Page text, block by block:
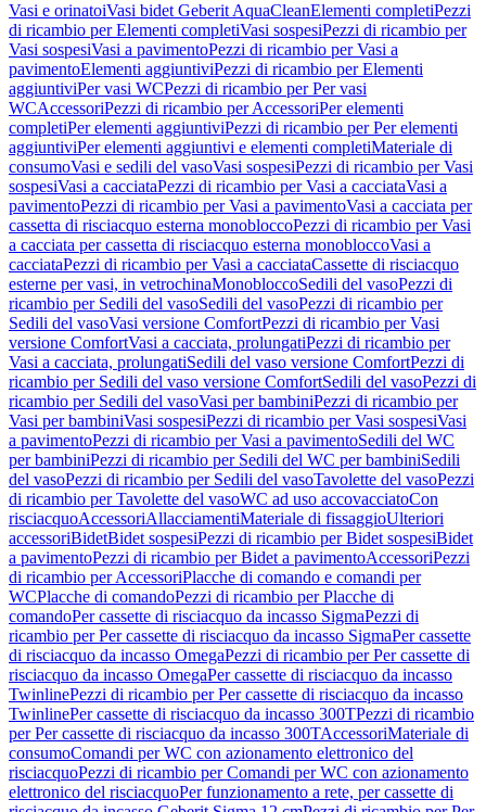
Vasi e orinatoiVasi bidet Geberit AquaCleanElementi completiPezzi
di ricambio per Elementi completiVasi sospesiPezzi di ricambio per
Vasi sospesiVasi a pavimentoPezzi di ricambio per Vasi a
pavimentoElementi aggiuntiviPezzi di ricambio per Elementi
aggiuntiviPer vasi WCPezzi di ricambio per Per vasi
WCAccessoriPezzi di ricambio per AccessoriPer elementi
completiPer elementi aggiuntiviPezzi di ricambio per Per elementi
aggiuntiviPer elementi aggiuntivi e elementi completiMateriale di
consumoVasi e sedili del vasoVasi sospesiPezzi di ricambio per Vasi
sospesiVasi a cacciataPezzi di ricambio per Vasi a cacciataVasi a
pavimentoPezzi di ricambio per Vasi a pavimentoVasi a cacciata per
cassetta di risciacquo esterna monobloccoPezzi di ricambio per Vasi
a cacciata per cassetta di risciacquo esterna monobloccoVasi a
cacciataPezzi di ricambio per Vasi a cacciataCassette di risciacquo
esterne per vasi, in vetrochinaMonobloccoSedili del vasoPezzi di
ricambio per Sedili del vasoSedili del vasoPezzi di ricambio per
Sedili del vasoVasi versione ComfortPezzi di ricambio per Vasi
versione ComfortVasi a cacciata, prolungatiPezzi di ricambio per
Vasi a cacciata, prolungatiSedili del vaso versione ComfortPezzi di
ricambio per Sedili del vaso versione ComfortSedili del vasoPezzi di
ricambio per Sedili del vasoVasi per bambiniPezzi di ricambio per
Vasi per bambiniVasi sospesiPezzi di ricambio per Vasi sospesiVasi
a pavimentoPezzi di ricambio per Vasi a pavimentoSedili del WC
per bambiniPezzi di ricambio per Sedili del WC per bambiniSedili
del vasoPezzi di ricambio per Sedili del vasoTavolette del vasoPezzi
di ricambio per Tavolette del vasoWC ad uso accovacciatoCon
risciacquoAccessoriAllacciamentiMateriale di fissaggioUlteriori
accessoriBidetBidet sospesiPezzi di ricambio per Bidet sospesiBidet
a pavimentoPezzi di ricambio per Bidet a pavimentoAccessoriPezzi
di ricambio per AccessoriPlacche di comando e comandi per
WCPlacche di comandoPezzi di ricambio per Placche di
comandoPer cassette di risciacquo da incasso SigmaPezzi di
ricambio per Per cassette di risciacquo da incasso SigmaPer cassette
di risciacquo da incasso OmegaPezzi di ricambio per Per cassette di
risciacquo da incasso OmegaPer cassette di risciacquo da incasso
TwinlinePezzi di ricambio per Per cassette di risciacquo da incasso
TwinlinePer cassette di risciacquo da incasso 300TPezzi di ricambio
per Per cassette di risciacquo da incasso 300TAccessoriMateriale di
consumoComandi per WC con azionamento elettronico del
risciacquoPezzi di ricambio per Comandi per WC con azionamento
elettronico del risciacquoPer funzionamento a rete, per cassette di